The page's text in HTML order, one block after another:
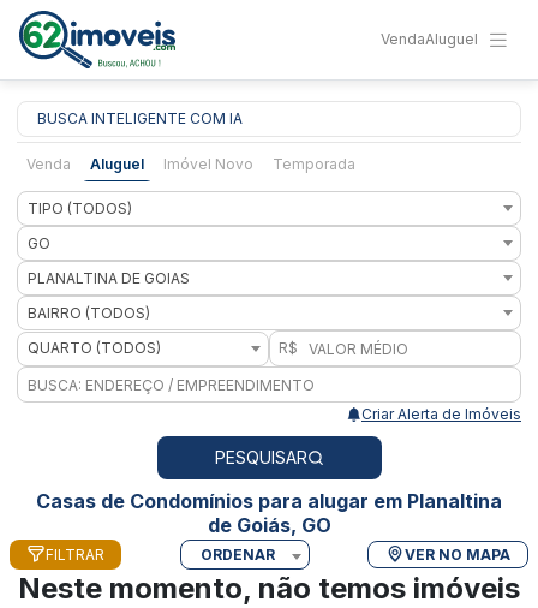
VendaAluguel
BUSCA INTELIGENTE COM IA
Venda Aluguel Imóvel Novo Temporada
TIPO (TODOS)
GO
PLANALTINA DE GOIAS
BAIRRO (TODOS)
QUARTO (TODOS)
R$
Criar Alerta de Imóveis
PESQUISAR
Casas de Condomínios para alugar em Planaltina
de Goiás, GO
FILTRAR ORDENAR VER NO MAPA
Neste momento, não temos imóveis